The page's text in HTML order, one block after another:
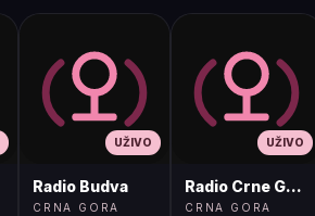
UŽIVO
Radio Budva
CRNA GORA
UŽIVO
Radio Crne Gore 1
CRNA GORA